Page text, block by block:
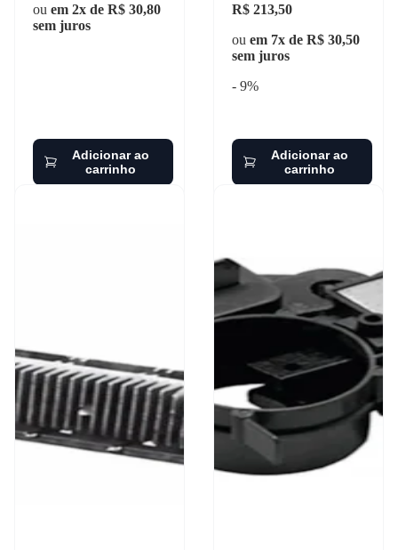
ou em 2x de R$ 30,80
sem juros
Adicionar ao
carrinho
R$ 213,50
ou em 7x de R$ 30,50
sem juros
- 9%
Adicionar ao
carrinho